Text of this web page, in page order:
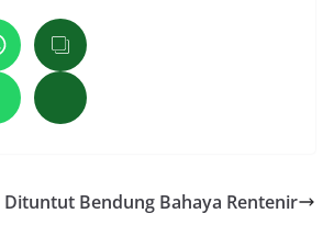
Dituntut Bendung Bahaya Rentenir